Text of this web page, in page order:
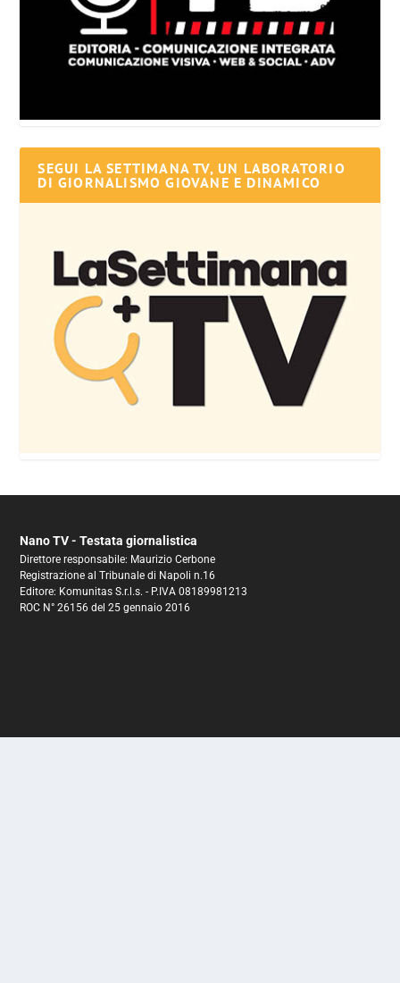
SEGUI LA SETTIMANA TV, UN LABORATORIO
DI GIORNALISMO GIOVANE E DINAMICO
Nano TV - Testata giornalistica
Direttore responsabile: Maurizio Cerbone
Registrazione al Tribunale di Napoli n.16
Editore: Komunitas S.r.l.s. - P.IVA 08189981213
ROC N° 26156 del 25 gennaio 2016